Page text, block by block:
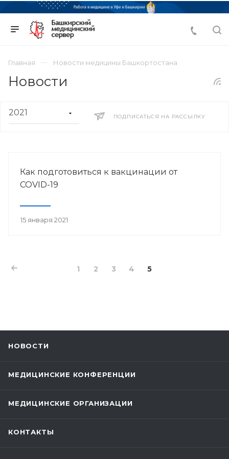
Главная Новости медицины Башкортостана
Новости
ПОДПИСАТЬСЯ НА РАССЫЛКУ
Как подготовиться к вакцинации от
COVID-19
15 января 2021
1 2 3 4 5
НОВОСТИ
МЕДИЦИНСКИЕ КОНФЕРЕНЦИИ
МЕДИЦИНСКИЕ ОРГАНИЗАЦИИ
КОНТАКТЫ